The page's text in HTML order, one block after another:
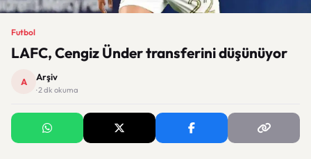
Futbol
LAFC, Cengiz Ünder transferini düşünüyor
A Arşiv
· 2 dk okuma